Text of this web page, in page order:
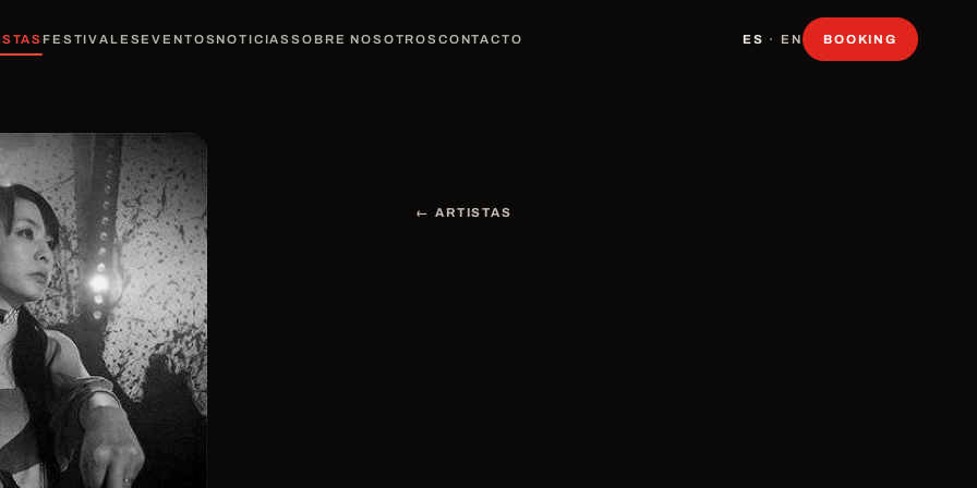
FESTIVALES EVENTOS NOTICIASSOBRE NOSOTROS CONTACTO ES · EN BOOKING
← ARTISTAS